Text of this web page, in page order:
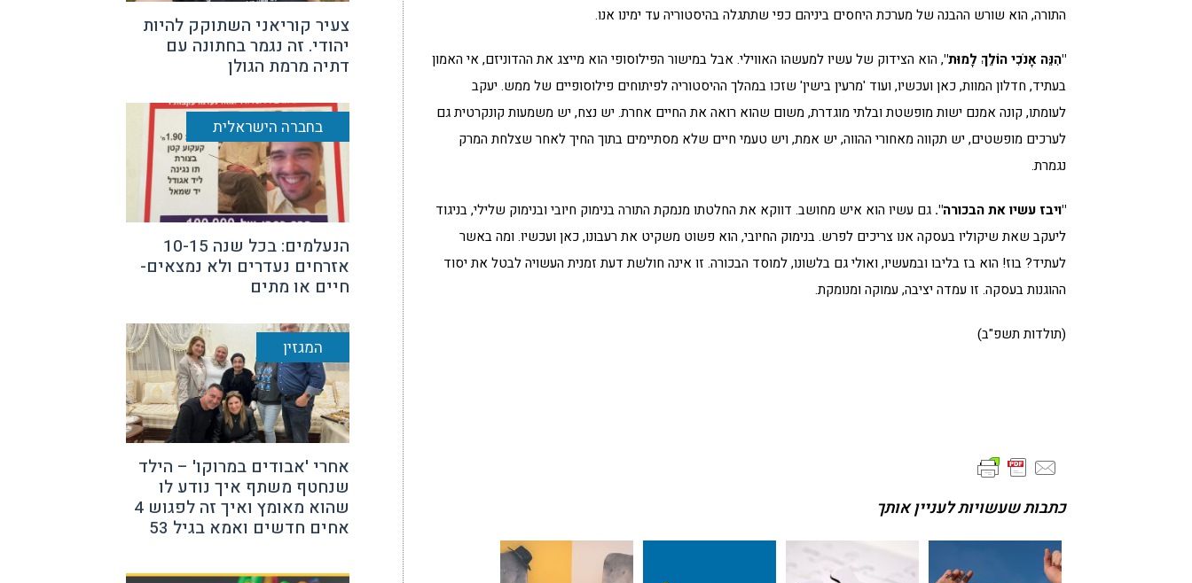
התורה, הוא שורש ההבנה של מערכת היחסים ביניהם כפי שתתגלה בהיסטוריה עד ימינו אנו.
"הִנֵּה אָנֹכִי הוֹלֵךְ לָמוּת", הוא הצידוק של עשיו למעשהו האווילי. אבל במישור הפילוסופי הוא מייצג את ההדוניזם, אי האמון
בעתיד, חדלון המוות, כאן ועכשיו, ועוד 'מרעין בישין' שזכו במהלך ההיסטוריה לפיתוחים פילוסופיים של ממש. יעקב
לעומתו, קונה אמנם ישות מופשטת ובלתי מוגדרת, משום שהוא רואה את החיים אחרת. יש נצח, יש משמעות קונקרטית גם
לערכים מופשטים, יש תקווה מאחורי ההווה, יש אמת, ויש טעמי חיים שלא מסתיימים בתוך החיך לאחר שצלחת המרק
נגמרת.
"ויבז עשיו את הבכורה". גם עשיו הוא איש מחושב. דווקא את החלטתו מנמקת התורה בנימוק חיובי ובנימוק שלילי, בניגוד
ליעקב שאת שיקוליו בעסקה אנו צריכים לפרש. בנימוק החיובי, הוא פשוט משקיט את רעבונו, כאן ועכשיו. ומה באשר
לעתיד? בוז! הוא בז בליבו ובמעשיו, ואולי גם בלשונו, למוסד הבכורה. זו אינה חולשת דעת זמנית העשויה לבטל את יסוד
ההוגנות בעסקה. זו עמדה יציבה, עמוקה ומנומקת.
(תולדות תשפ"ב)
כתבות שעשויות לעניין אותך
צעיר קוריאני השתוקק להיות
יהודי. זה נגמר בחתונה עם
דתיה מרמת הגולן
בחברה הישראלית
הנעלמים: בכל שנה 10-15
אזרחים נעדרים ולא נמצאים-
חיים או מתים
המגזין
אחרי 'אבודים במרוקו' – הילד
שנחטף משתף איך נודע לו
שהוא מאומץ ואיך זה לפגוש 4
אחים חדשים ואמא בגיל 53